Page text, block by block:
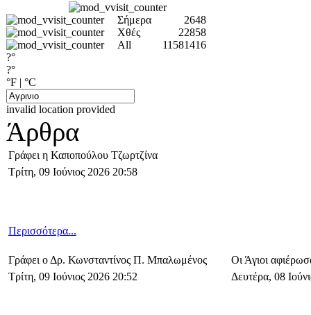
Σήμερα
2648
Χθές
22858
All
11581416
?°
?°
°F | °C
invalid location provided
Άρθρα
Γράφει η Καποπούλου Τζωρτζίνα
Τρίτη, 09 Ιούνιος 2026 20:58
Περισσότερα...
Γράφει ο Δρ. Κωνσταντίνος Π. Μπαλωμένος
Τρίτη, 09 Ιούνιος 2026 20:52
Οι Άγιοι
Δευτέρα, 08